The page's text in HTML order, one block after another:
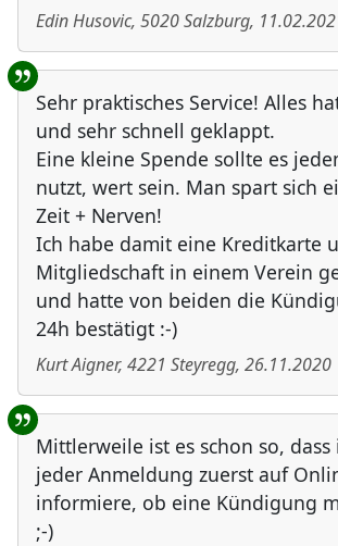
Edin Husovic, 5020Salzburg,
Sehr praktisches Service! Alles
und sehr schnell geklappt.
Eine kleine Spende sollte es
nutzt, wert sein. Man spart sich
Zeit + Nerven!
Ich habe damit eine Kreditkarte
Mitgliedschaft in einem Verein
und hatte von beiden die
24h bestätigt :-)
Kurt Aigner, 4221 Steyregg, 26.11.2020
Mittlerweile ist es schon so,
jeder Anmeldung zuerst auf
informiere, ob eine Kündigung
;-)